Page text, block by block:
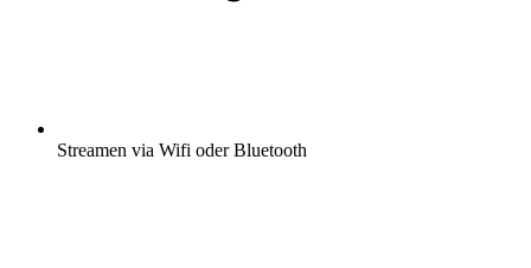
Streamen via Wifi oder Bluetooth